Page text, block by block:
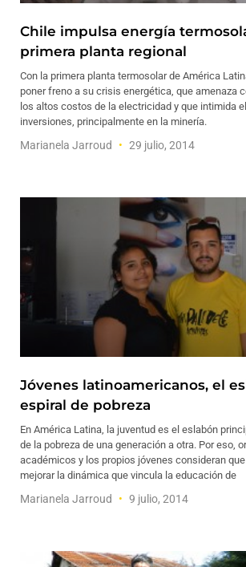
Chile impulsa energía
primera planta regional
Con la primera planta termosolar de América
poner freno a su crisis energética, que amenaza
los altos costos de la electricidad y que intimida
inversiones, principalmente en la minería.
Marianela Jarroud 29 julio, 2014
Jóvenes latinoamericanos, el
espiral de pobreza
En América Latina, la juventud es el eslabón
de la pobreza de una generación a otra. Por eso,
académicos y los propios jóvenes consideran
mejorar la dinámica que vincula la educación de
Marianela Jarroud 9 julio, 2014